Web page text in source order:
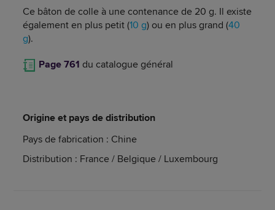
Ce bâton de colle à une contenance de 20 g. Il existe
également en plus petit (10 g) ou en plus grand (40
g).
Page 761 du catalogue général
Origine et pays de distribution
Pays de fabrication : Chine
Distribution : France / Belgique / Luxembourg